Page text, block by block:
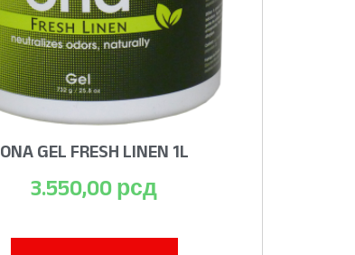
ONA GEL FRESH LINEN 1L
3.550,00 рсд